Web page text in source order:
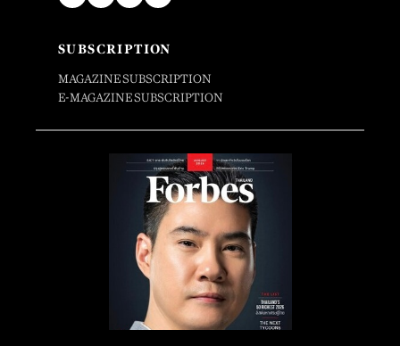
SUBSCRIPTION
MAGAZINE SUBSCRIPTION
E-MAGAZINE SUBSCRIPTION